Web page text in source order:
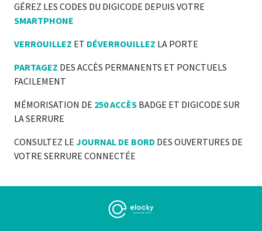
GÉREZ LES CODES DU DIGICODE DEPUIS VOTRE
SMARTPHONE
VERROUILLEZ ET DÉVERROUILLEZ LA PORTE
PARTAGEZ DES ACCÈS PERMANENTS ET PONCTUELS
FACILEMENT
MÉMORISATION DE 250 ACCÈS BADGE ET DIGICODE SUR
LA SERRURE
CONSULTEZ LE JOURNAL DE BORD DES OUVERTURES DE
VOTRE SERRURE CONNECTÉE